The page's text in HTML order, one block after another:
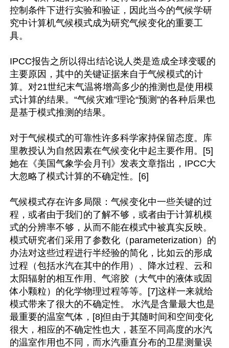
控制条件下进行实验和验证，因此当今的气候学研
究中计算机气候模式成为研究气候变化的重要工
具。
IPCC报告之所以得出结论说人类是造成全球变暖的
主要原因，其中的关键证据来自于气候模式的计
算。对21世纪末气温将增高多少的推测也是使用模
式计算的结果。“气候灾难”理论“预测”的各种后果也
是基于模式推测的结果。
对于气候模式的可靠性许多科学家持保留态度。库
里教授认为自然因素在气候变化中起主要作用。[5]
她在《美国气象学会月刊》发表文章指出，IPCC大
大忽略了模式计算的不确定性。[6]
气候模式存在许多局限：气候变化中一些关键的过
程，或者由于我们的了解不够，或者由于计算机模
式的分辨率不够，从而不能在模式中被真实反映。
模式研究者们采用了参数化（parameterization）的
办法对这些过程进行半经验的简化，比如云的形成
过程（包括水汽在其中的作用）、降水过程、云和
太阳辐射的相互作用、气溶胶（大气中的液体或固
体小颗粒）的化学物理过程等等。[7]这样一来就给
模式带来了很大的不确定性。 水汽是含量最大也是
最重要的温室气体，[8]但由于其随时间和空间变化
很大，相应的不确定性也大，甚至不同高度的水汽
的温室作用也不同，而水汽垂直分布的卫星测量误